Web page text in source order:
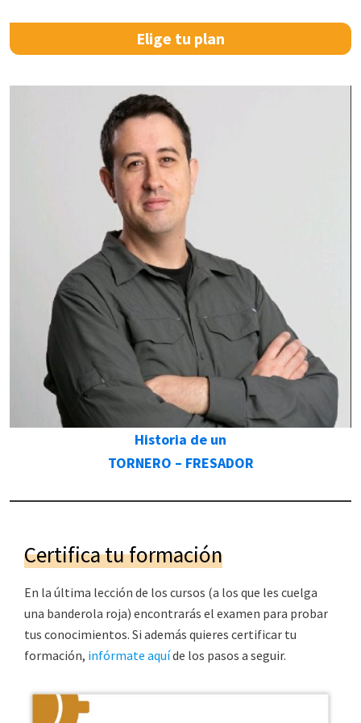
Elige tu plan
Historia de un
TORNERO – FRESADOR
Certifica tu formación
En la última lección de los cursos (a los que les cuelga
una banderola roja) encontrarás el examen para probar
tus conocimientos. Si además quieres certificar tu
formación, infórmate aquíde los pasos a seguir.